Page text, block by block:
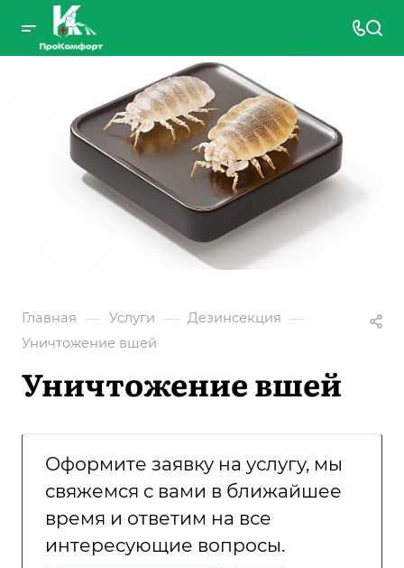
Главная — Услуги — Дезинсекция —
Уничтожение вшей
Уничтожение вшей
Оформите заявку на услугу, мы
свяжемся с вами в ближайшее
время и ответим на все
интересующие вопросы.